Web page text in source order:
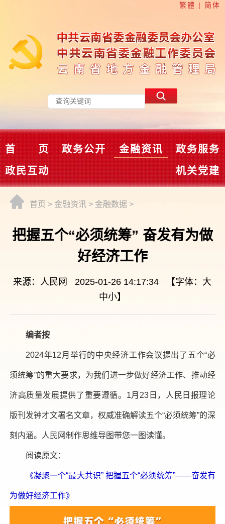
繁體 | 简体
首 页 政务公开 金融资讯
政务服务
政民互动
机关党建
首页 > 金融资讯 > 金融数据>
把握五个“必须统筹” 奋发有为做
好经济工作
来源：人民网 2025-01-26 14:17:34 【字体： 大
中小】
编者按
2024年12月举行的中央经济工作会议提出了五个“必
须统筹”的重大要求，为我们进一步做好经济工作、推动经
济高质量发展提供了重要遵循。1月23日，人民日报理论
版刊发钟才文署名文章，权威准确解读五个“必须统筹”的深
刻内涵。人民网制作思维导图带您一图读懂。
阅读原文：
《凝聚一个“最大共识” 把握五个“必须统筹”——奋发有
为做好经济工作》